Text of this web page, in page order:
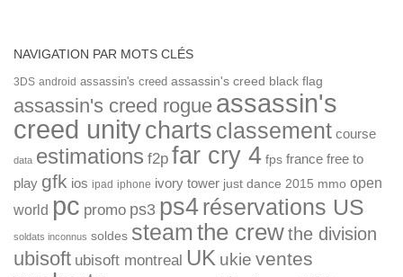
NAVIGATION PAR MOTS CLÉS
3DS android assassin's creed assassin's creed black flag
assassin's creed rogue assassin's
creed unitycharts classement course
data estimations f2p far cry 4 fps france free to
play gfk ios ipad iphone ivory tower just dance 2015 mmo open
world pc promo ps3 ps4réservations US
soldats inconnus soldes steamthe crewthe division
ubisoft ubisoft montreal UK ukie ventes